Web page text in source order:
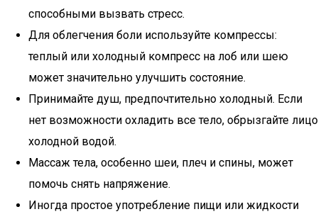
способными вызвать стресс.
Для облегчения боли используйте компрессы:
теплый или холодный компресс на лоб или шею
может значительно улучшить состояние.
Принимайте душ, предпочтительно холодный. Если
нет возможности охладить все тело, обрызгайте лицо
холодной водой.
Массаж тела, особенно шеи, плеч и спины, может
помочь снять напряжение.
Иногда простое употребление пищи или жидкости